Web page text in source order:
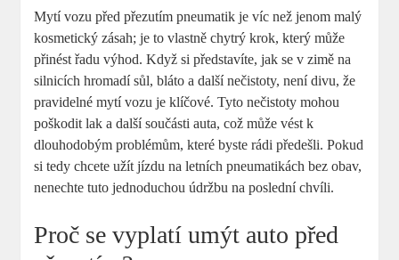
Mytí vozu před přezutím pneumatik je víc než jenom malý
kosmetický zásah; je to vlastně chytrý krok, který může
přinést řadu výhod. Když si představíte, jak se v zimě na
silnicích hromadí sůl, bláto a další nečistoty, není divu, že
pravidelné mytí vozu je klíčové. Tyto nečistoty mohou
poškodit lak a další součásti auta, což může vést k
dlouhodobým problémům, které byste rádi předešli. Pokud
si tedy chcete užít jízdu na letních pneumatikách bez obav,
nenechte tuto jednoduchou údržbu na poslední chvíli.
Proč se vyplatí umýt auto před